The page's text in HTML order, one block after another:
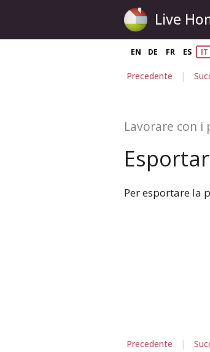
Live
EN DE FR ES IT
Precedente |
Lavorare con i
Per esportare la
Precedente |